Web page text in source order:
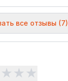
все отзывы (7)
★ ★ ★